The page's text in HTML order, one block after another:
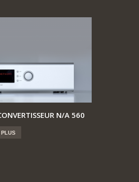
N/A 560
PLUS